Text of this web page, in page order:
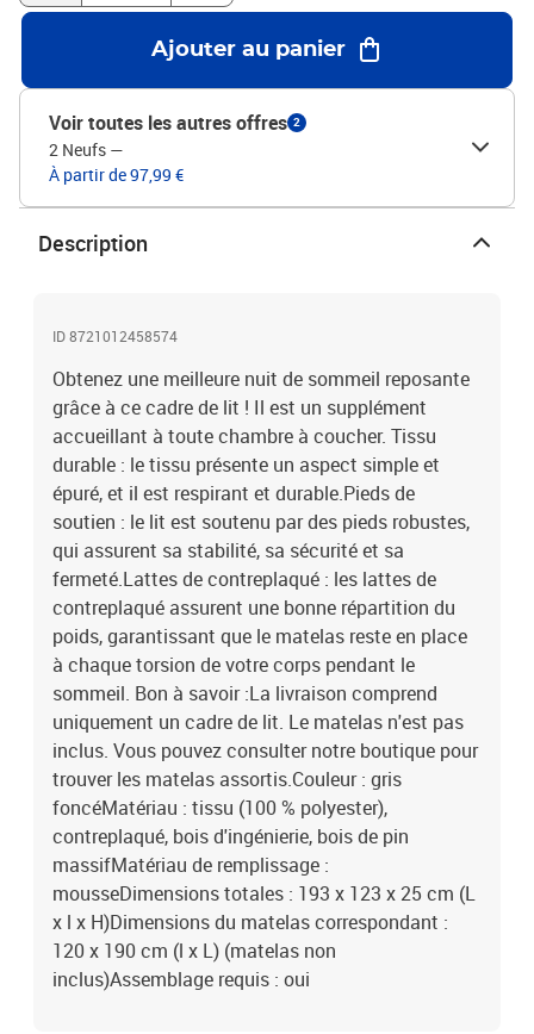
H)Dimensions du matelas correspondant : 120 x 190 cm (l x L)
(matelas non inclus)Assemblage requis : oui
Ajouter au panier
Voir toutes les autres offres 2
2 Neufs —
À partir de 97,99 €
Description
ID 8721012458574
Obtenez une meilleure nuit de sommeil reposante
grâce à ce cadre de lit ! Il est un supplément
accueillant à toute chambre à coucher. Tissu
durable : le tissu présente un aspect simple et
épuré, et il est respirant et durable.Pieds de
soutien : le lit est soutenu par des pieds robustes,
qui assurent sa stabilité, sa sécurité et sa
fermeté.Lattes de contreplaqué : les lattes de
contreplaqué assurent une bonne répartition du
poids, garantissant que le matelas reste en place
à chaque torsion de votre corps pendant le
sommeil. Bon à savoir :La livraison comprend
uniquement un cadre de lit. Le matelas n'est pas
inclus. Vous pouvez consulter notre boutique pour
trouver les matelas assortis.Couleur : gris
foncéMatériau : tissu (100 % polyester),
contreplaqué, bois d'ingénierie, bois de pin
massifMatériau de remplissage :
mousseDimensions totales : 193 x 123 x 25 cm (L
x l x H)Dimensions du matelas correspondant :
120 x 190 cm (l x L) (matelas non
inclus)Assemblage requis : oui